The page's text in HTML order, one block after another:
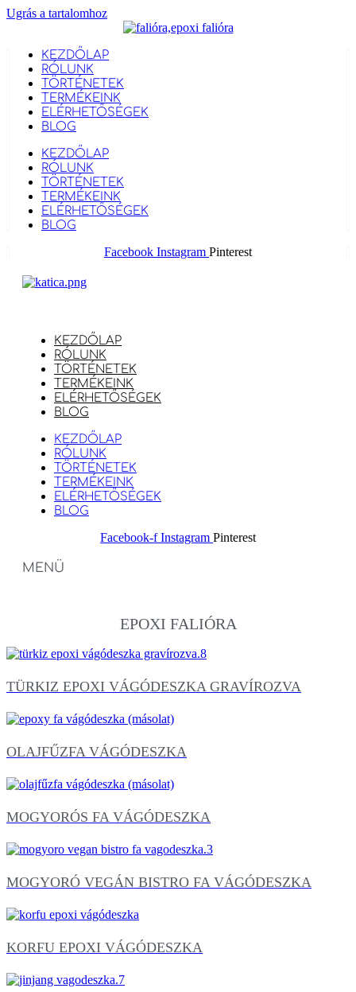
Ugrás a tartalomhoz
KEZDŐLAP
RÓLUNK
TÖRTÉNETEK
TERMÉKEINK
ELÉRHETŐSÉGEK
BLOG
KEZDŐLAP
RÓLUNK
TÖRTÉNETEK
TERMÉKEINK
ELÉRHETŐSÉGEK
BLOG
Facebook Instagram Pinterest
KEZDŐLAP
RÓLUNK
TÖRTÉNETEK
TERMÉKEINK
ELÉRHETŐSÉGEK
BLOG
KEZDŐLAP
RÓLUNK
TÖRTÉNETEK
TERMÉKEINK
ELÉRHETŐSÉGEK
BLOG
Facebook-f Instagram Pinterest
MENÜ
EPOXI FALIÓRA
TÜRKIZ EPOXI VÁGÓDESZKA GRAVÍROZVA
OLAJFŰZFA VÁGÓDESZKA
MOGYORÓS FA VÁGÓDESZKA
MOGYORÓ VEGÁN BISTRO FA VÁGÓDESZKA
KORFU EPOXI VÁGÓDESZKA